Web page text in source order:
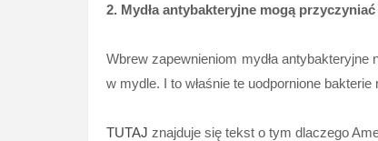
2. Mydła antybakteryjne mogą
Wbrew zapewnieniom mydła
w mydle. I to właśnie te uodpornione
TUTAJ znajduje się tekst o tym dlaczego